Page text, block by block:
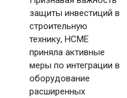
защиты инвестиций в
строительную
технику, HCME
приняла активные
меры по интеграции в
оборудование
расширенных